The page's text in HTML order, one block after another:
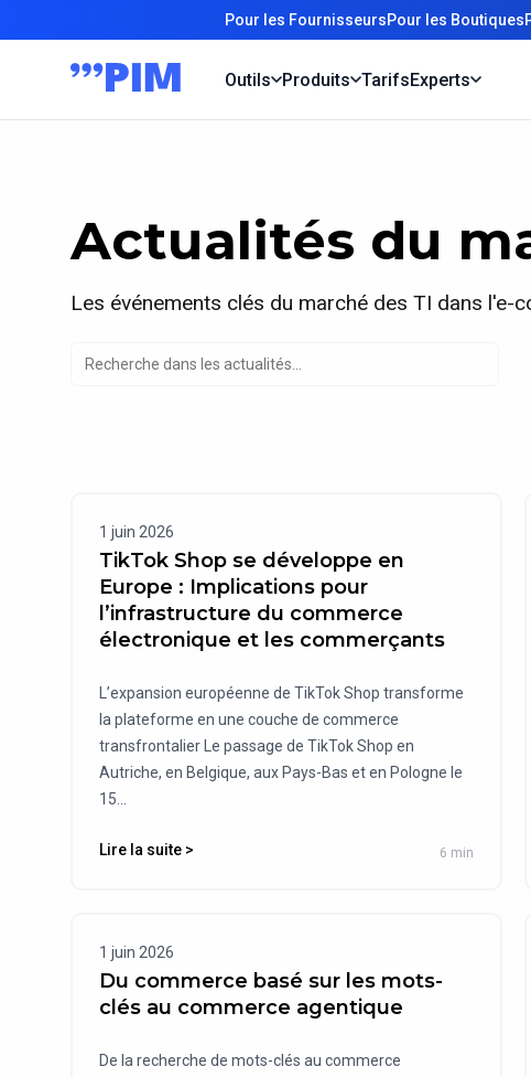
Pour les FournisseursPour les Boutiques
Outils Produits TarifsExperts
Actualités du
Les événements clés du marché des TI dans
1 juin 2026
TikTok Shop se développe en
Europe : Implications pour
l’infrastructure du commerce
électronique et les commerçants
L’expansion européenne de TikTok Shop transforme
la plateforme en une couche de commerce
transfrontalier Le passage de TikTok Shop en
Autriche, en Belgique, aux Pays-Bas et en Pologne le
15...
Lire la suite > 6 min
1 juin 2026
Du commerce basé sur les mots-
clés au commerce agentique
De la recherche de mots-clés au commerce